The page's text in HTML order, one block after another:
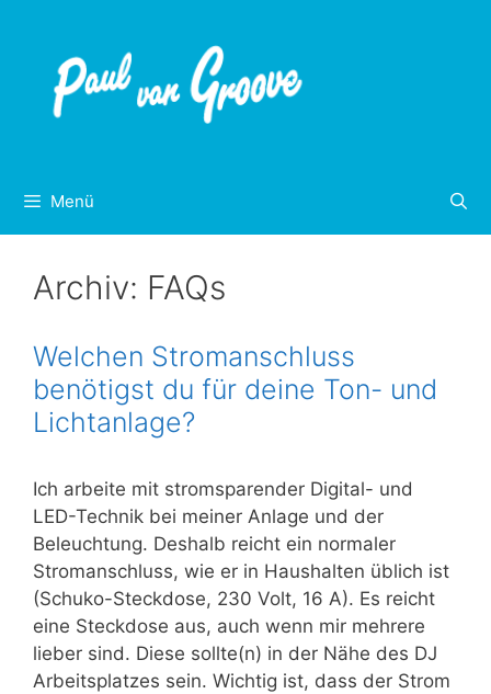
springen
Menü
Archiv: FAQs
Welchen Stromanschluss
benötigst du für deine Ton- und
Lichtanlage?
Ich arbeite mit stromsparender Digital- und
LED-Technik bei meiner Anlage und der
Beleuchtung. Deshalb reicht ein normaler
Stromanschluss, wie er in Haushalten üblich ist
(Schuko-Steckdose, 230 Volt, 16 A). Es reicht
eine Steckdose aus, auch wenn mir mehrere
lieber sind. Diese sollte(n) in der Nähe des DJ
Arbeitsplatzes sein. Wichtig ist, dass der Strom